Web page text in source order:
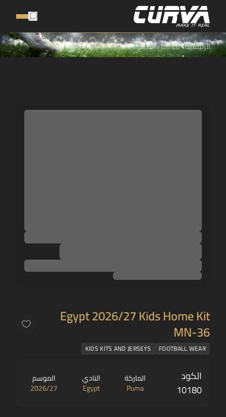
الرئيسية تفاصيل المنتج
Egypt 2026/27 Kids Home Kit
MN-36
FOOTBALL WEAR
KIDS KITS AND JERSEYS
الكود
10180
الماركة
Puma
النادي
Egypt
الموسم
2026/27